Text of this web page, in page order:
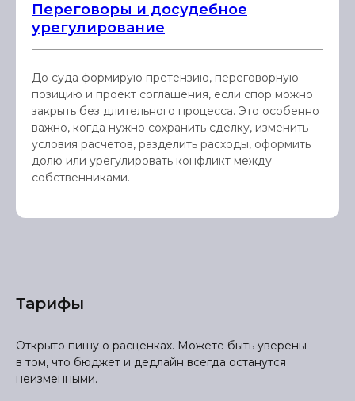
Переговоры и досудебное
урегулирование
До суда формирую претензию, переговорную
позицию и проект соглашения, если спор можно
закрыть без длительного процесса. Это особенно
важно, когда нужно сохранить сделку, изменить
условия расчетов, разделить расходы, оформить
долю или урегулировать конфликт между
собственниками.
Тарифы
Открыто пишу о расценках. Можете быть уверены
в том, что бюджет и дедлайн всегда останутся
неизменными.